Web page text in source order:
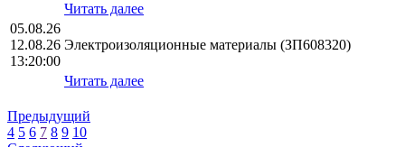
Читать далее
05.08.26
12.08.26
13:20:00
Электроизоляционные материалы (ЗП608320)
Читать далее
Предыдущий
4 5 6 7 8 9 10